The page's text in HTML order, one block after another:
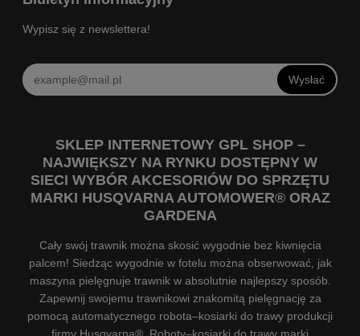
Wypisz się z newslettera!
Wysłać
SKLEP INTERNETOWY GPL SHOP –
NAJWIĘKSZY NA RYNKU DOSTĘPNY W
SIECI WYBÓR AKCESORIÓW DO SPRZĘTU
MARKI HUSQVARNA AUTOMOWER® ORAZ
GARDENA
Cały swój trawnik można skosić wygodnie bez kiwnięcia
palcem! Siedząc wygodnie w fotelu można obserwować, jak
maszyna pielęgnuje trawnik w absolutnie najlepszy sposób.
Zapewnij swojemu trawnikowi znakomitą pielęgnację za
pomocą automatycznego robota–kosiarki do trawy produkcji